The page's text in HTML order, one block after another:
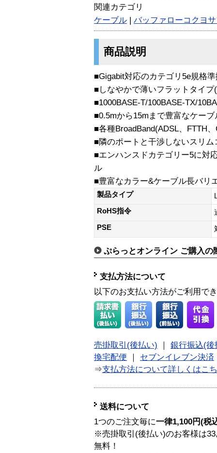
関連カテゴリ
ケーブル | バッファローコクヨ
商品説明
■Gigabit対応のカテゴリ5e規格
■しなやかで薄いフラットタイプ
■1000BASE-T/100BASE-TX/
■0.5mから15mまで豊富なケー
■各種BroadBand(ADSL、FTTH
■隣のポートと干渉しないスリム
■エンハンスドカテゴリー5に対
ル
■豊富なカラー&ケーブル長バリ
製品タイプ
RoHS指令
PSE
ぷらっとオンライン ご購入の
支払方法について
以下のお支払い方法がご利用で
売掛取引(後払い)
銀行振込(後
換宅配便
セブンイレブン決済
⇒支払方法について詳しくはこ
送料について
1つのご注文毎に一律1,100円(税
※売掛取引(後払い)のお客様は
無料！